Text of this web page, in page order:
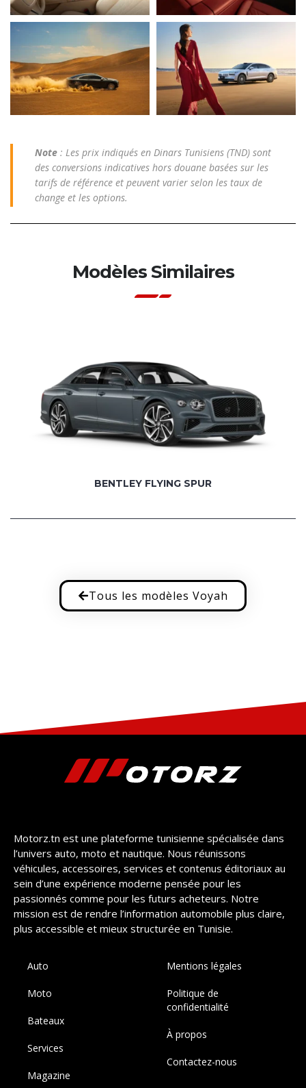
Note : Les prix indiqués en Dinars Tunisiens (TND) sont
des conversions indicatives hors douane basées sur les
tarifs de référence et peuvent varier selon les taux de
change et les options.
Modèles Similaires
BENTLEY FLYING SPUR
Tous les modèles Voyah
Motorz.tn est une plateforme tunisienne spécialisée dans
l’univers auto, moto et nautique. Nous réunissons
véhicules, accessoires, services et contenus éditoriaux au
sein d’une expérience moderne pensée pour les
passionnés comme pour les futurs acheteurs. Notre
mission est de rendre l’information automobile plus claire,
plus accessible et mieux structurée en Tunisie.
Auto
Moto
Bateaux
Services
Magazine
Mentions légales
Politique de
confidentialité
À propos
Contactez-nous